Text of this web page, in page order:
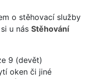
o stěhovací služby
u nás Stěhování
9 (devět)
oken či jiné